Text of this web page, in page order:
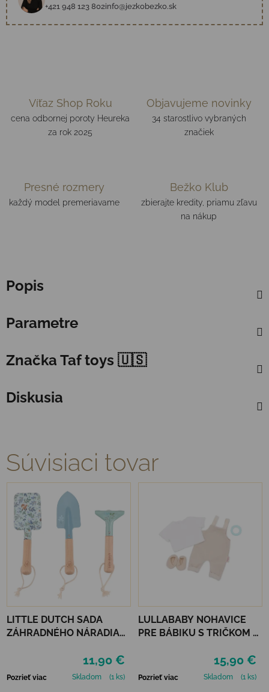
+421 948 123 802info@jezkobezko.sk
Víťaz Shop Roku
cena odbornej poroty Heureka
za rok 2025
Objavujeme novinky
34 starostlivo vybraných
značiek
Presné rozmery
každý model premeriavame
Bežko Klub
zbierajte kredity, priamu zľavu
na nákup
Popis
Parametre
Značka Taf toys 🇺🇸
Diskusia
Súvisiaci tovar
LITTLE DUTCH SADA
ZÁHRADNÉHO NÁRADIA
11,90 €
Pozrieť viac Skladom (1 ks)
LULLABABY NOHAVICE
PRE BÁBIKU S TRIČKOM A
15,90 €
Pozrieť viac Skladom (1 ks)